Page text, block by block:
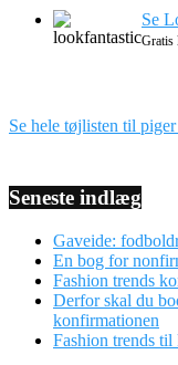
Se
Gratis
Se hele tøjlisten til
Seneste indlæg
Gaveide:
En bog for
Fashion trends
Derfor skal du
konfirmationen
Fashion trends